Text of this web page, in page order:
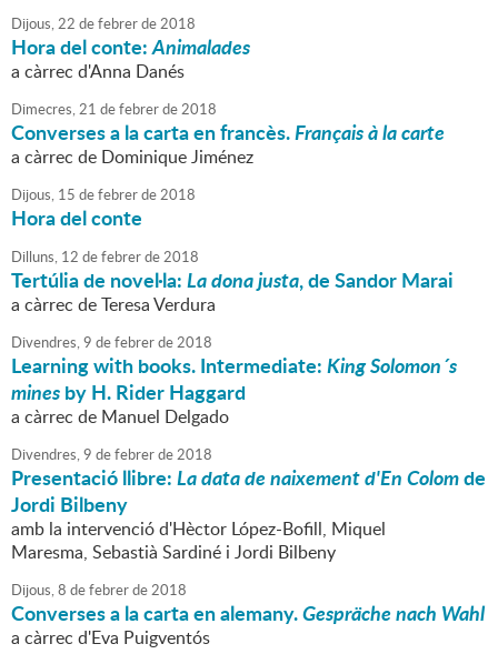
Dijous,22 defebrerde2018
Hora del conte:Animalades
a càrrec d'Anna Danés
Dimecres,21 defebrerde2018
Converses a la carta en francès.Français à la carte
a càrrec de Dominique Jiménez
Dijous, 15 defebrerde2018
Hora del conte
Dilluns, 12 defebrerde2018
Tertúlia de novel·la:La dona justa, de Sandor Marai
a càrrec de Teresa Verdura
Divendres,9 defebrerde2018
Learning with books. Intermediate:King Solomon´s
minesby H. Rider Haggard
a càrrec de Manuel Delgado
Divendres,9 defebrerde2018
Presentació llibre:La data de naixement d'En Colomde
Jordi Bilbeny
amb la intervenció d'Hèctor López-Bofill, Miquel
Maresma, Sebastià Sardiné i Jordi Bilbeny
Dijous,8 defebrerde2018
Converses a la carta en alemany.Gespräche nach Wahl
a càrrec d'Eva Puigventós